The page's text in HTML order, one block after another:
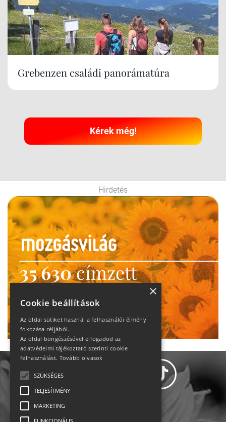
Grebenzen családi panorámatúra
Kérek még!
Hirdetés
35 630címzett
heti motiváció
Ne maradj le!
×
Cookie beállítások
Az oldal sütiket használ a felhasználói élmény
fokozása céljából.
Az oldal böngészésével elfogadod az
adatvédelmi tájékoztató szerinti cookie
felhasználást. Tovább olvasok
SZÜKSÉGES
TELJESÍTMÉNY
MARKETING